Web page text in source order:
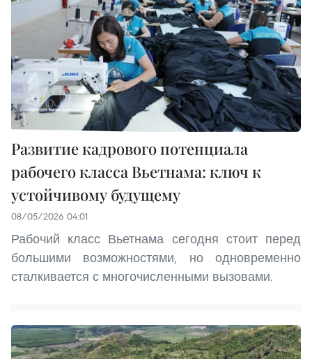
Развитие кадрового потенциала
рабочего класса Вьетнама: ключ к
устойчивому будущему
08/05/2026 04:01
Рабочий класс Вьетнама сегодня стоит перед
большими возможностями, но одновременно
сталкивается с многочисленными вызовами.